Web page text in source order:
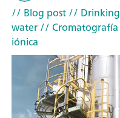
// Blog post// Drinking
water// Cromatografía
iónica